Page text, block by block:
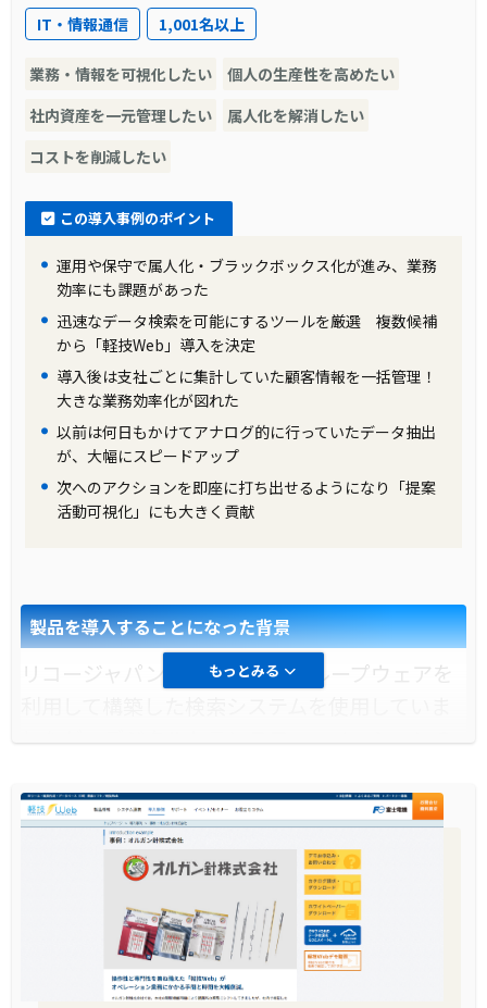
ータ抽出・検索の依頼が月間40～60件もあり、
急ぎの要件も多く、ITグループは対応に追われ
る状況でした。
導入前の課題に対する解決策
ポレーションはBIツールの導入を検討しまし
た。その中で、「軽技Web」が必要な機能を持
ちながらも導入コストが低く、操作性がシンプ
ルであることから選ばれました。これにより、
社員全体がデータを直接検索し、活用すること
が可能となりました。
製品の導入により改善した業務
「軽技Web」の導入により、ITグループは本来
の業務に専念できるようになり、社員は自らデ
善が実現しました。また、データ検索に必要だ
った依頼書の承認手続きからも解放され、デー
タの抽出・検索が迅速かつ容易に行えるように
IT・情報通信 1,001名以上
業務・情報を可視化したい
個人の生産性を高めたい
社内資産を一元管理したい
属人化を解消したい
コストを削減したい
この導入事例のポイント
運用や保守で属人化・ブラックボックス化が進み、業務
効率にも課題があった
迅速なデータ検索を可能にするツールを厳選 複数候補
から「軽技Web」導入を決定
導入後は支社ごとに集計していた顧客情報を一括管理！
大きな業務効率化が図れた
以前は何日もかけてアナログ的に行っていたデータ抽出
が、大幅にスピードアップ
次へのアクションを即座に打ち出せるようになり「提案
活動可視化」にも大きく貢献
もっとみる
製品を導入することになった背景
リコージャパン株式会社は、グループウェアを
したが、デジタルトランスフォーメーションの
基盤の刷新プロジェクトが始動しました。これ
により、新しい検索システムとして「軽技
Web」が採用され、旧システムからの移行が成
功しました。これにより、全社的なデータ活用
が加速し、ビジネス動向を瞬時に把握できるデ
ータ活用基盤が構築されました。